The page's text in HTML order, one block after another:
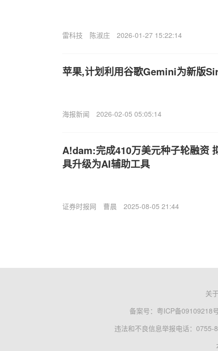
雷科技 陈淑庄 2026-01-27 15:22:14
苹果,计划利用谷歌Gemini为新版
海报新闻 2026-02-05 05:05:14
A!dam:完成410万美元种子轮融资
具升级为AI辅助工具
证券时报网 曹晨 2025-08-05 21:44
关
备案号： 粤ICP备09109218
违法和不良信息举报电话：0755-